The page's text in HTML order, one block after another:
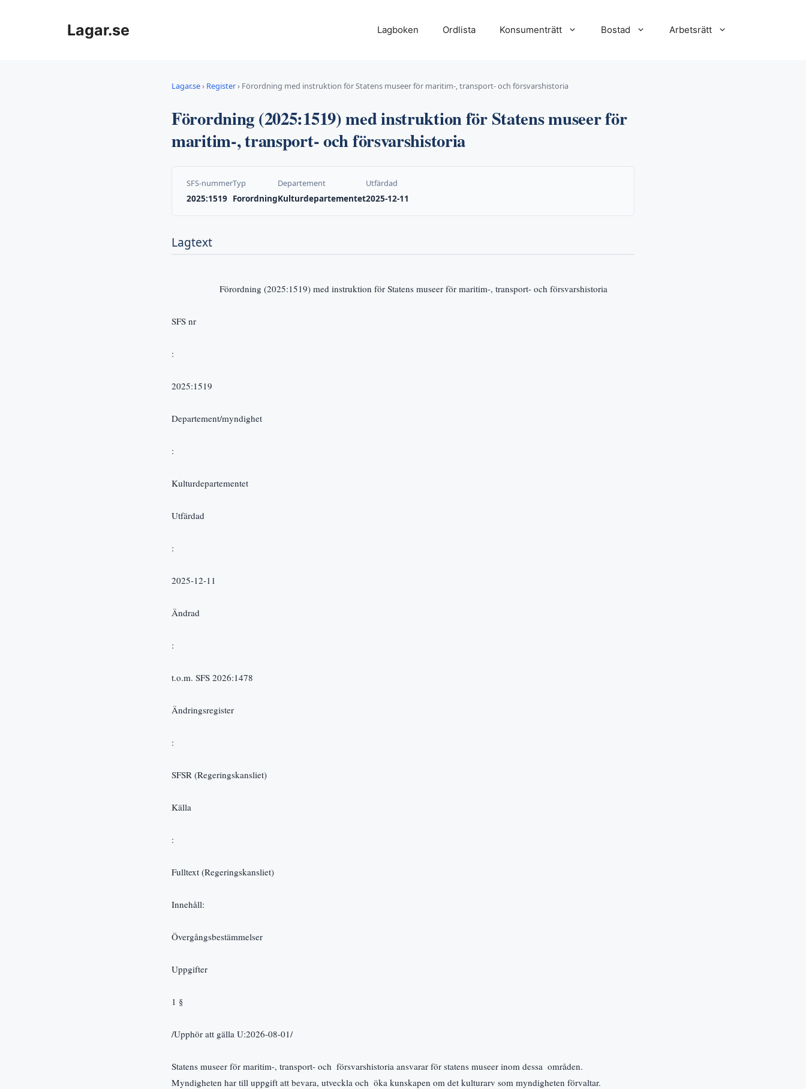
Lagar.se Lagboken Ordlista Konsumenträtt Bostad Arbetsrätt
Lagar.se› Register› Förordning med instruktion för Statens museer för maritim-, transport- och försvarshistoria
Förordning (2025:1519) med instruktion för Statens museer för
maritim-, transport- och försvarshistoria
SFS-nummer
2025:1519
Typ
Forordning
Departement
Kulturdepartementet
Utfärdad
2025-12-11
Lagtext
                    Förordning (2025:1519) med instruktion för Statens museer för maritim-, transport- och försvarshistoria
SFS nr
:
2025:1519
Departement/myndighet
:
Kulturdepartementet
Utfärdad
:
2025-12-11
Ändrad
:
t.o.m. SFS 2026:1478
Ändringsregister
:
SFSR (Regeringskansliet)
Källa
:
Fulltext (Regeringskansliet)
Innehåll:
Övergångsbestämmelser
Uppgifter
1 §
/Upphör att gälla U:2026-08-01/
Statens museer för maritim-, transport- och  försvarshistoria ansvarar för statens museer inom dessa  områden.
Myndigheten har till uppgift att bevara, utveckla och  öka kunskapen om det kulturarv som myndigheten förvaltar.